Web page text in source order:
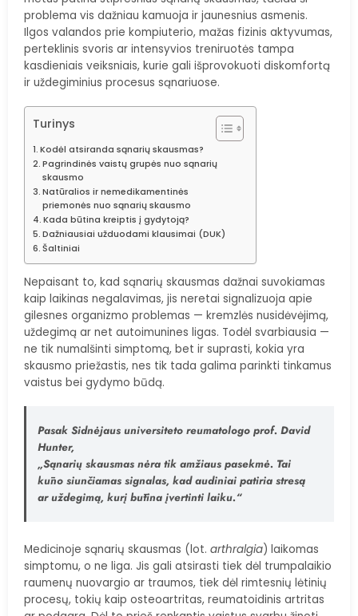
problema vis dažniau kamuoja ir jaunesnius asmenis.
Ilgos valandos prie kompiuterio, mažas fizinis aktyvumas,
perteklinis svoris ar intensyvios treniruotės tampa
kasdieniais veiksniais, kurie gali išprovokuoti diskomfortą
ir uždegiminius procesus sąnariuose.
Turinys
Kodėl atsiranda sąnarių skausmas?
Pagrindinės vaistų grupės nuo sąnarių
skausmo
Natūralios ir nemedikamentinės
priemonės nuo sąnarių skausmo
Kada būtina kreiptis į gydytoją?
Dažniausiai užduodami klausimai (DUK)
Šaltiniai
Nepaisant to, kad sąnarių skausmas dažnai suvokiamas
kaip laikinas negalavimas, jis neretai signalizuoja apie
gilesnes organizmo problemas — kremzlės nusidėvėjimą,
uždegimą ar net autoimunines ligas. Todėl svarbiausia —
ne tik numalšinti simptomą, bet ir suprasti, kokia yra
skausmo priežastis, nes tik tada galima parinkti tinkamus
vaistus bei gydymo būdą.
Pasak Sidnėjaus universiteto reumatologo prof. David
Hunter,
„Sąnarių skausmas nėra tik amžiaus pasekmė. Tai
kūno siunčiamas signalas, kad audiniai patiria stresą
ar uždegimą, kurį būtina įvertinti laiku.“
Medicinoje sąnarių skausmas (lot. arthralgia) laikomas
simptomu, o ne liga. Jis gali atsirasti tiek dėl trumpalaikio
raumenų nuovargio ar traumos, tiek dėl rimtesnių lėtinių
procesų, tokių kaip osteoartritas, reumatoidinis artritas